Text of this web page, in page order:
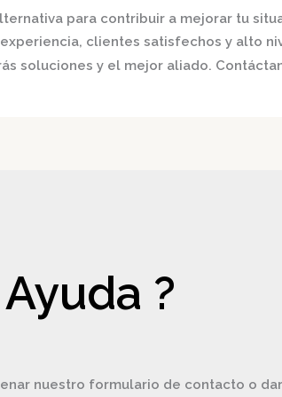
para contribuir a mejorar tu
clientes satisfechos y alto
soluciones y el mejor aliado.
?
nuestro formulario de contacto o